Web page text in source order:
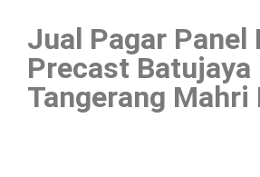
Jual Pagar Panel
Precast Batujaya
Tangerang Mahri